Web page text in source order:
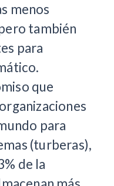
menos
también
para
que
para
(turberas),
de la